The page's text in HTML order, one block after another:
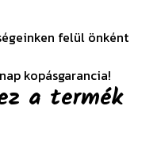
felül önként
kopásgarancia!
a termék